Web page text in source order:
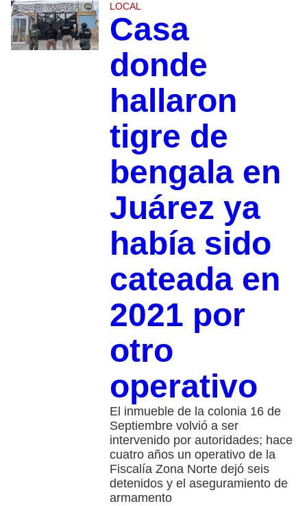
LOCAL
Casa
donde
hallaron
tigre de
bengala en
Juárez ya
había sido
cateada en
2021 por
otro
operativo
El inmueble de la colonia 16 de
Septiembre volvió a ser
intervenido por autoridades; hace
cuatro años un operativo de la
Fiscalía Zona Norte dejó seis
detenidos y el aseguramiento de
armamento